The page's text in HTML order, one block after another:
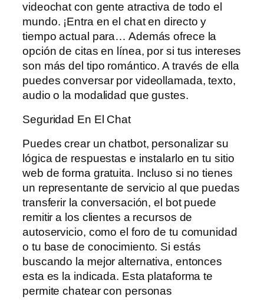
videochat con gente atractiva de todo el
mundo. ¡Entra en el chat en directo y
tiempo actual para… Además ofrece la
opción de citas en línea, por si tus intereses
son más del tipo romántico. A través de ella
puedes conversar por videollamada, texto,
audio o la modalidad que gustes.
Seguridad En El Chat
Puedes crear un chatbot, personalizar su
lógica de respuestas e instalarlo en tu sitio
web de forma gratuita. Incluso si no tienes
un representante de servicio al que puedas
transferir la conversación, el bot puede
remitir a los clientes a recursos de
autoservicio, como el foro de tu comunidad
o tu base de conocimiento. Si estás
buscando la mejor alternativa, entonces
esta es la indicada. Esta plataforma te
permite chatear con personas